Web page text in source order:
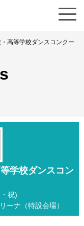
高等学校ダンスコンクー
学校ダンスコン
・祝)
ーナ（特設会場）